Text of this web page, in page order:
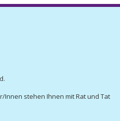
stehen Ihnen mit Rat und Tat